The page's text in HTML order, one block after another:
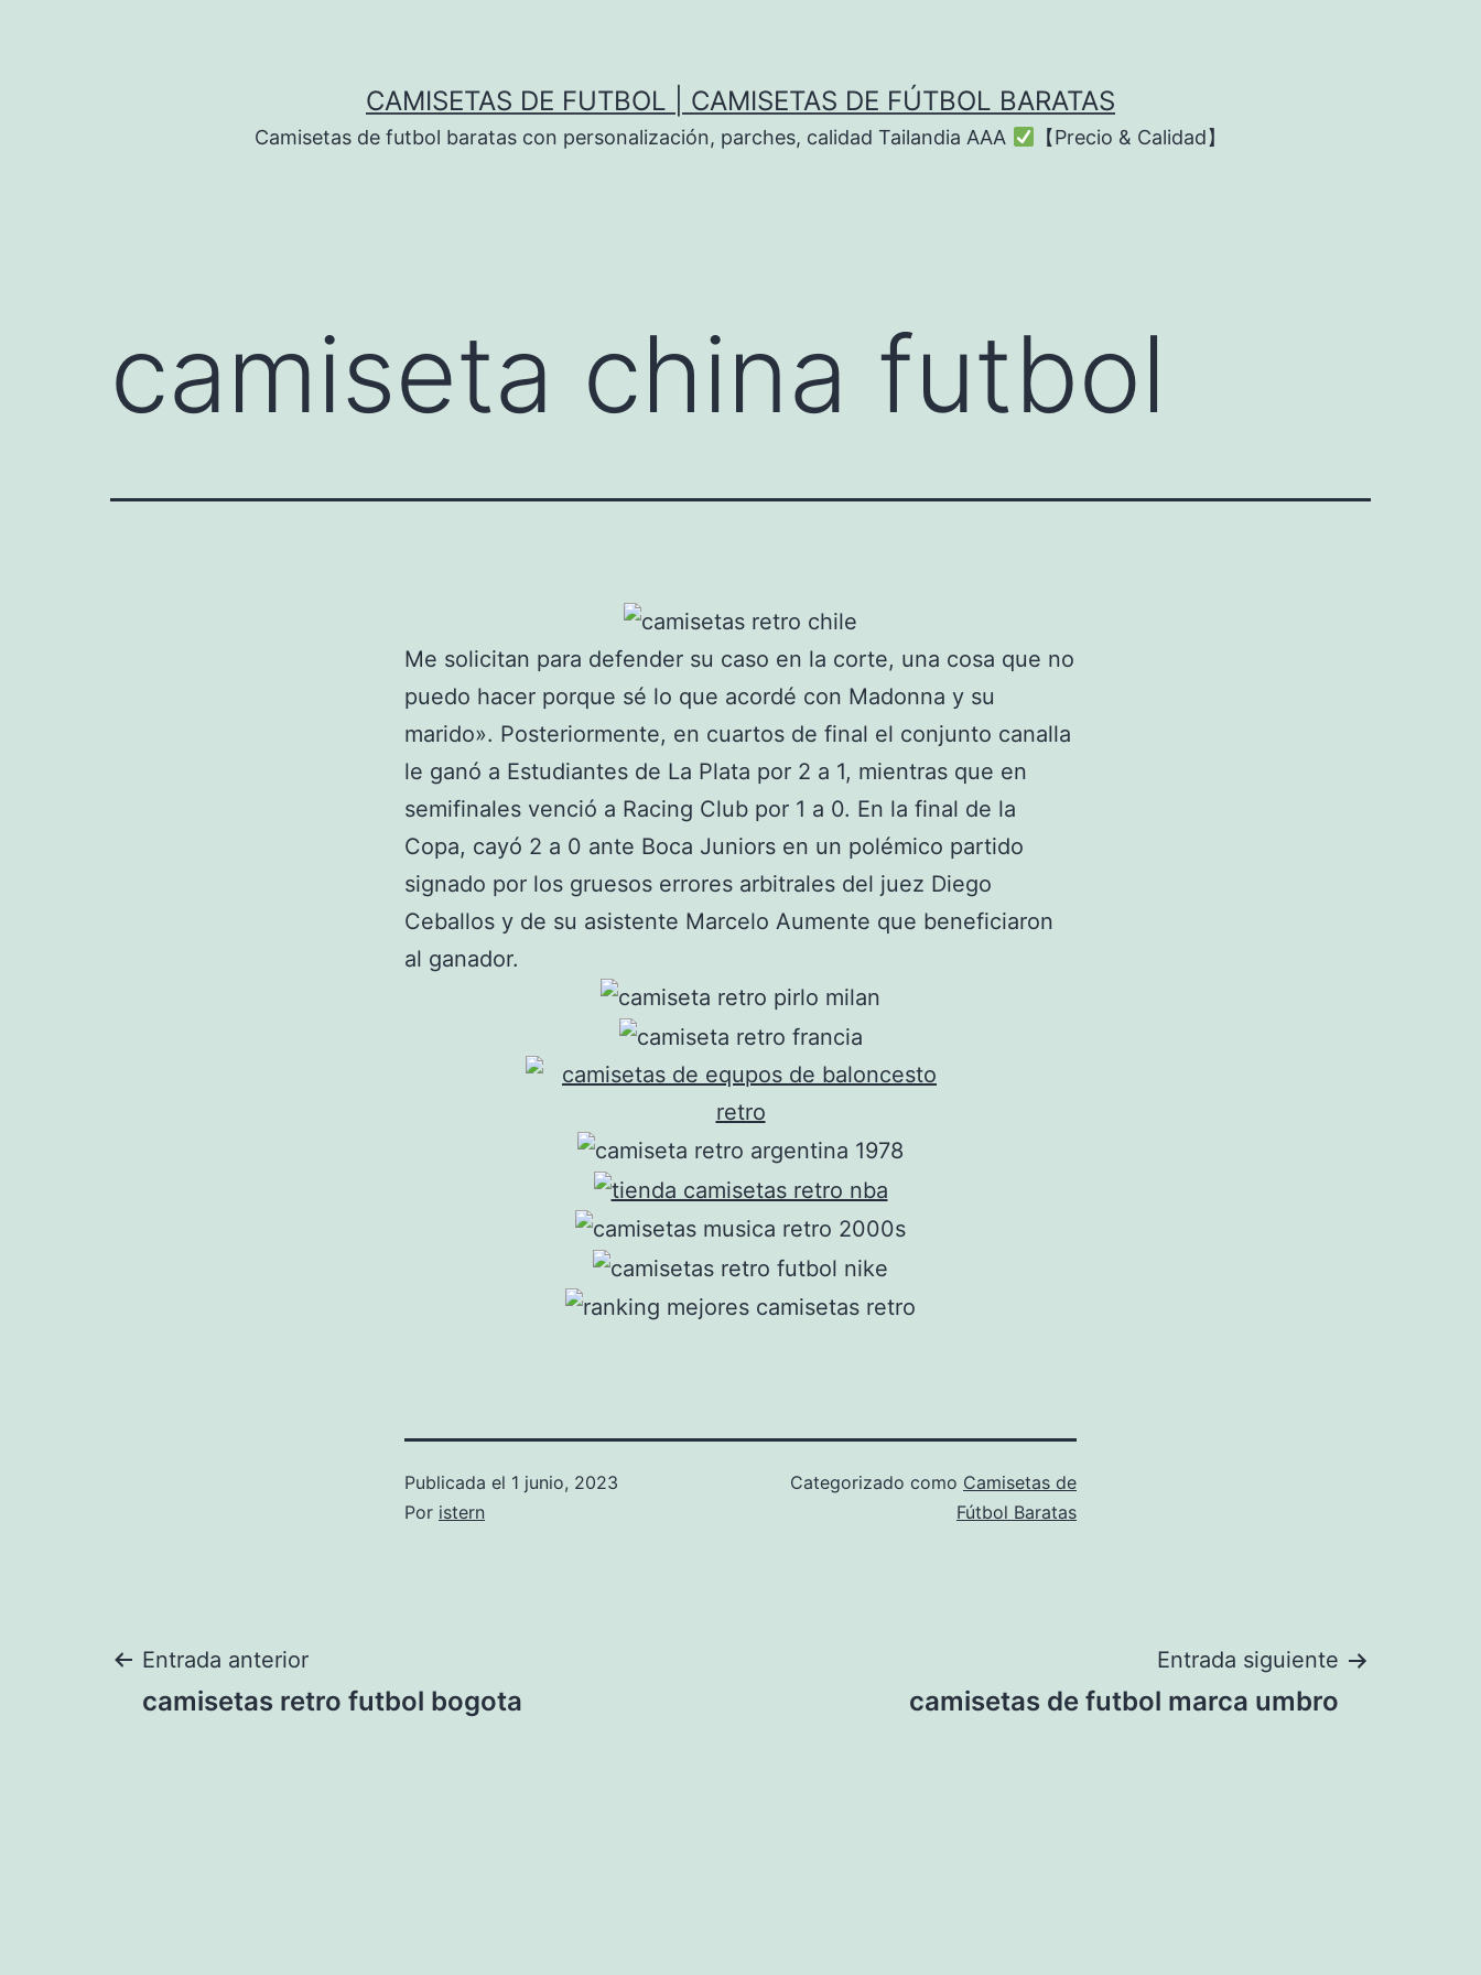
CAMISETAS DE FUTBOL | CAMISETAS DE FÚTBOL BARATAS
Camisetas de futbol baratas con personalización, parches, calidad Tailandia AAA 【Precio & Calidad】
camiseta china futbol
Me solicitan para defender su caso en la corte, una cosa que no
puedo hacer porque sé lo que acordé con Madonna y su
marido». Posteriormente, en cuartos de final el conjunto canalla
le ganó a Estudiantes de La Plata por 2 a 1, mientras que en
semifinales venció a Racing Club por 1 a 0. En la final de la
Copa, cayó 2 a 0 ante Boca Juniors en un polémico partido
signado por los gruesos errores arbitrales del juez Diego
Ceballos y de su asistente Marcelo Aumente que beneficiaron
al ganador.
Publicada el 1 junio, 2023
Por istern
Categorizado como Camisetas de
Fútbol Baratas
Navegación
Entrada anterior
camisetas retro futbol bogota
Entrada siguiente
camisetas de futbol marca umbro